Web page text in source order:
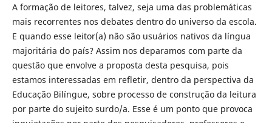
A formação de leitores, talvez, seja uma das problemáticas
mais recorrentes nos debates dentro do universo da escola.
E quando esse leitor(a) não são usuários nativos da língua
majoritária do país? Assim nos deparamos com parte da
questão que envolve a proposta desta pesquisa, pois
estamos interessadas em refletir, dentro da perspectiva da
Educação Bilíngue, sobre processo de construção da leitura
por parte do sujeito surdo/a. Esse é um ponto que provoca